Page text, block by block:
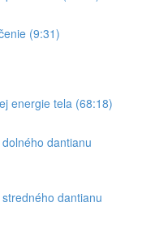
(9:31)
energie tela (68:18)
dantianu
dantianu